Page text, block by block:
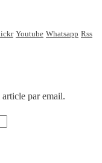
Youtube Whatsapp Rss
par email.